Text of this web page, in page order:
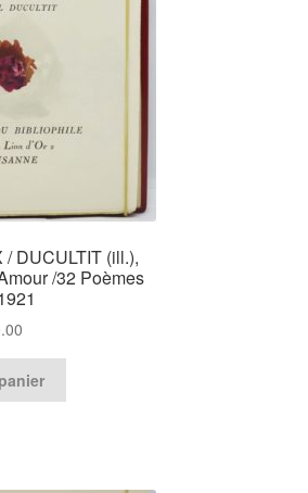
DUCULTIT (ill.),
/32 Poèmes